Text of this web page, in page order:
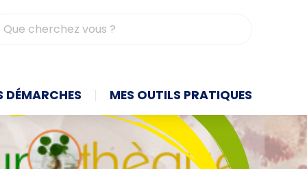
DÉMARCHES MES OUTILS PRATIQUES